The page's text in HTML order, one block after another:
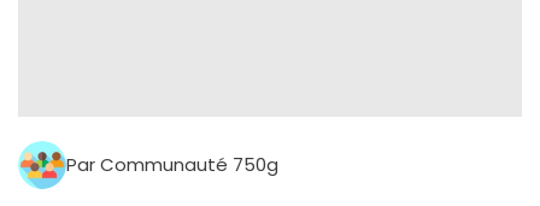
Par Communauté 750g